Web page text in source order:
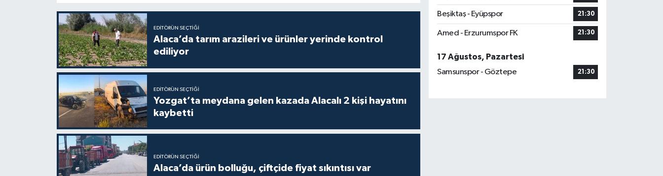
EDITÖRÜN SEÇTIĞI
Alaca’da tarım arazileri ve ürünler yerinde kontrol
ediliyor
EDITÖRÜN SEÇTIĞI
Yozgat’ta meydana gelen kazada Alacalı 2 kişi hayatını
kaybetti
EDITÖRÜN SEÇTIĞI
Alaca’da ürün bolluğu, çiftçide fiyat sıkıntısı var
Beşiktaş - Eyüpspor 21:30
Amed - Erzurumspor FK 21:30
17 Ağustos, Pazartesi
Samsunspor - Göztepe
21:30